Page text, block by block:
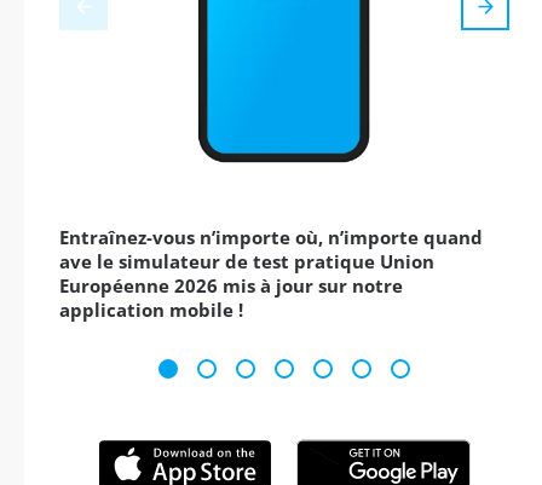
Entraînez-vous n’importe où, n’importe quand
ave le simulateur de test pratique Union
Européenne 2026 mis à jour sur notre
application mobile !